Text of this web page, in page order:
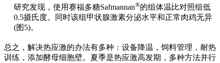
研究发现，使用赛福多糖Safmannan®的组体温比对照组低
0.5摄氏度。同时该组甲状腺激素分泌水平和正常肉鸡无异
(图5)。
总之，解决热应激的办法有多种：设备降温，饲料管理，耐热
训练，添加酵母细胞壁。夏季是热应激高发期，多种方法并行